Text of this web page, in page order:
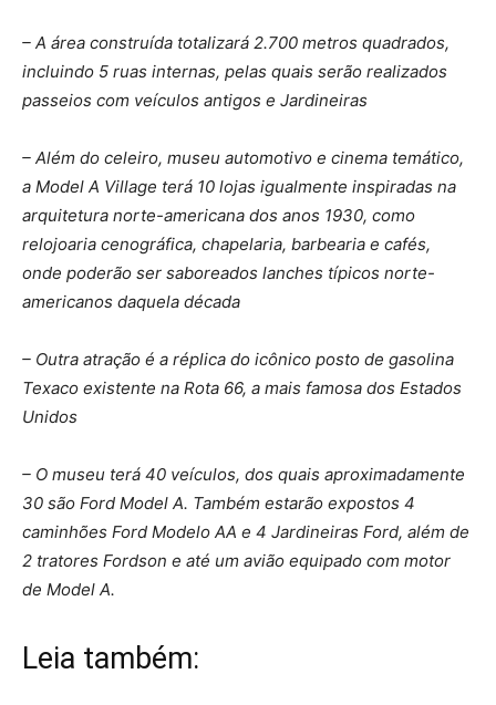
– A área construída totalizará 2.700 metros quadrados,
incluindo 5 ruas internas, pelas quais serão realizados
passeios com veículos antigos e Jardineiras
– Além do celeiro, museu automotivo e cinema temático,
a Model A Village terá 10 lojas igualmente inspiradas na
arquitetura norte-americana dos anos 1930, como
relojoaria cenográfica, chapelaria, barbearia e cafés,
onde poderão ser saboreados lanches típicos norte-
americanos daquela década
– Outra atração é a réplica do icônico posto de gasolina
Texaco existente na Rota 66, a mais famosa dos Estados
Unidos
– O museu terá 40 veículos, dos quais aproximadamente
30 são Ford Model A. Também estarão expostos 4
caminhões Ford Modelo AA e 4 Jardineiras Ford, além de
2 tratores Fordson e até um avião equipado com motor
de Model A.
Leia também: